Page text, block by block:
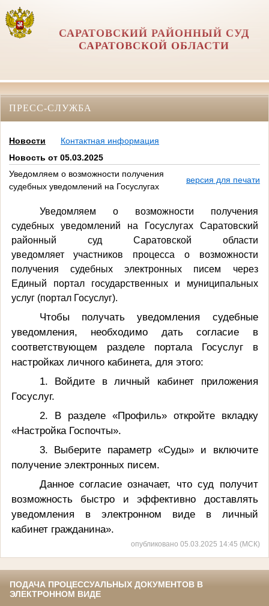
САРАТОВСКИЙ РАЙОННЫЙ СУД
САРАТОВСКОЙ ОБЛАСТИ
ПРЕСС-СЛУЖБА
Новости
Контактная информация
Новость от 05.03.2025
Уведомляем о возможности получения
судебных уведомлений на Госуслугах
версия для печати
Уведомляем о возможности получения
судебных уведомлений на Госуслугах Саратовский
районный суд Саратовской области
уведомляет участников процесса о возможности
получения судебных электронных писем через
Единый портал государственных и муниципальных
услуг (портал Госуслуг).
Чтобы получать уведомления судебные
уведомления, необходимо дать согласие в
соответствующем разделе портала Госуслуг в
настройках личного кабинета, для этого:
1. Войдите в личный кабинет приложения
Госуслуг.
2. В разделе «Профиль» откройте вкладку
«Настройка Госпочты».
3. Выберите параметр «Суды» и включите
получение электронных писем.
Данное согласие означает, что суд получит
возможность быстро и эффективно доставлять
уведомления в электронном виде в личный
кабинет гражданина».
опубликовано 05.03.2025 14:45 (МСК)
ПОДАЧА ПРОЦЕССУАЛЬНЫХ ДОКУМЕНТОВ В
ЭЛЕКТРОННОМ ВИДЕ